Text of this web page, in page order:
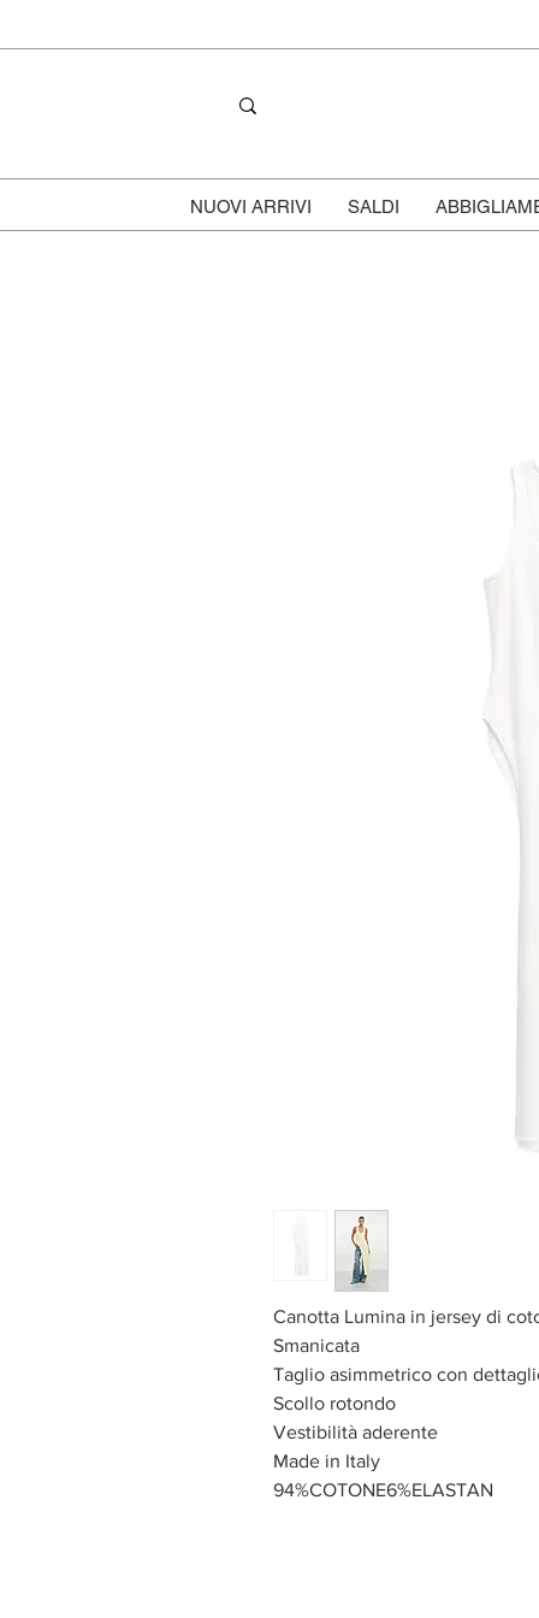
NUOVI ARRIVI SALDI
Canotta Lumina in jersey di
Smanicata
Taglio asimmetrico con
Scollo rotondo
Vestibilità aderente
Made in Italy
94%COTONE6%ELASTAN